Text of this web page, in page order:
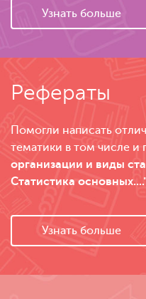
Узнать больше
Рефераты
Помогли написать
тематики в том числе и
организации и виды
Статистика
Узнать больше